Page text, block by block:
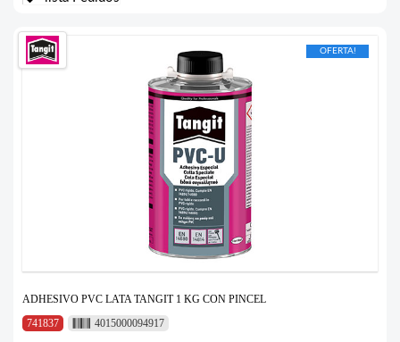
OFERTA!
ADHESIVO PVC LATA TANGIT 1 KG CON PINCEL
741837
4015000094917